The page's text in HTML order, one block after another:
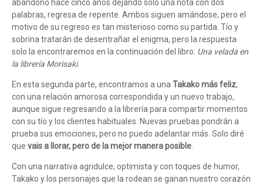
abandonó hace cinco años dejando solo una nota con dos
palabras, regresa de repente. Ambos siguen amándose, pero el
motivo de su regreso es tan misterioso como su partida. Tío y
sobrina tratarán de desentrañar el enigma, pero la respuesta
solo la encontraremos en la continuación del libro: Una velada en
la librería Morisaki.
En esta segunda parte, encontramos a una Takako más feliz,
con una relación amorosa correspondida y un nuevo trabajo,
aunque sigue regresando a la librería para compartir momentos
con su tío y los clientes habituales. Nuevas pruebas pondrán a
prueba sus emociones, pero no puedo adelantar más. Solo diré
que vais a llorar, pero de la mejor manera posible
Con una narrativa agridulce, optimista y con toques de humor,
Takako y los personajes que la rodean se ganan nuestro corazón